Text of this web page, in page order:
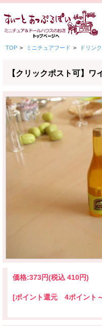
TOP > ミニチュアフード > ドリン
【クリックポスト可】
価格:373円(税込 410円)
[ポイント還元 4ポイント